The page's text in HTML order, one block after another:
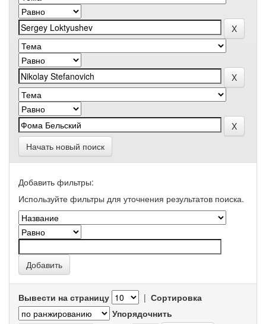
Начать новый поиск
Добавить фильтры:
Используйте фильтры для уточнения результатов поиска.
Вывести на страницу | Сортировка
Упорядочнить